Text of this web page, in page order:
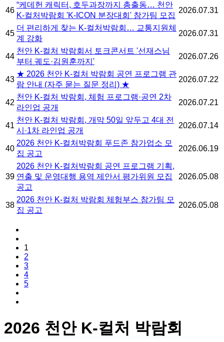
46
“케데헌 캐릭터, 호두과장까지 총출동… 천안
K-컬처박람회 'K-ICON 분장대회' 참가팀 모집
2026.07.31
45
더 편리하게 찾는 K-컬처박람회… 교통지원체
계 강화
2026.07.31
44
천안 K-컬처 박람회서 토크콘서트 '선재스님
부터 궤도·김원훈까지'
2026.07.26
43
★ 2026 천안 K-컬처 박람회 공연 프로그램 관
람 안내 (자주 묻는 질문 정리) ★
2026.07.22
42
천안 K-컬처 박람회, 체험 프로그램·공연 2차
라인업 공개
2026.07.21
41
천안 K-컬처 박람회, 개막 50일 앞두고 4대 전
시·1차 라인업 공개
2026.07.14
40
2026 천안 K-컬처박람회 푸드존 참가업소 모
집 공고
2026.06.19
39
2026 천안 K-컬처박람회 공연 프로그램 기획,
연출 및 운영대행 용역 제안서 평가위원 모집
공고
2026.05.08
38
2026 천안 K-컬처 박람회 체험부스 참가팀 모
집 공고
2026.05.08
1
2
3
4
5
2026 천안 K-컬처 박람회